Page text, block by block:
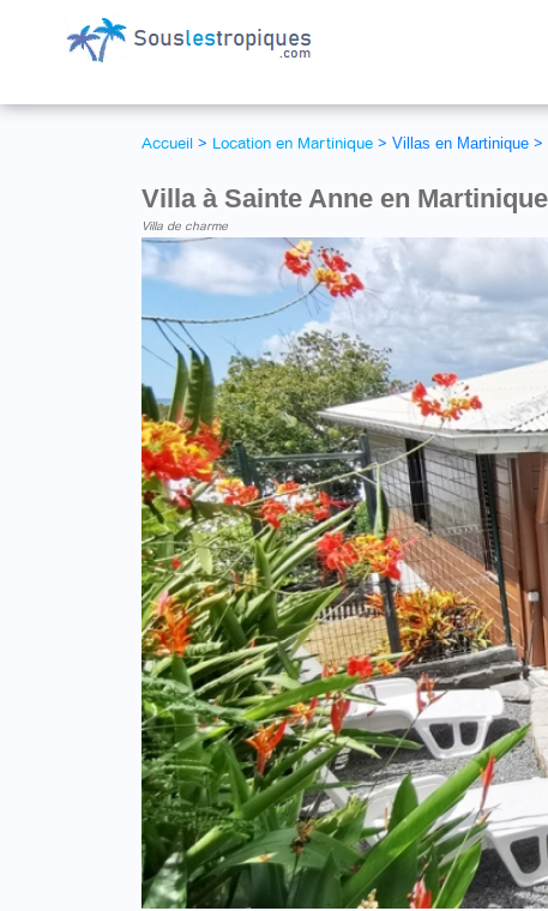
Accueil > Location en Martinique > Villas en Martinique >
Villa à Sainte Anne en
Villa de charme